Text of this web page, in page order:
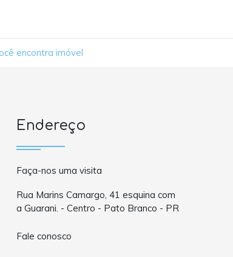
encontra imóvel
Endereço
Faça-nos uma visita
Rua Marins Camargo, 41 esquina com
a Guarani. - Centro - Pato Branco - PR
Fale conosco